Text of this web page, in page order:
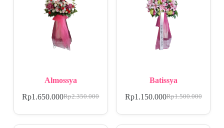
Almossya
Rp2.350.000
Rp1.650.000
Batissya
Rp1.500.000
Rp1.150.000